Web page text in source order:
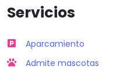
Servicios
Aparcamiento
Admite mascotas